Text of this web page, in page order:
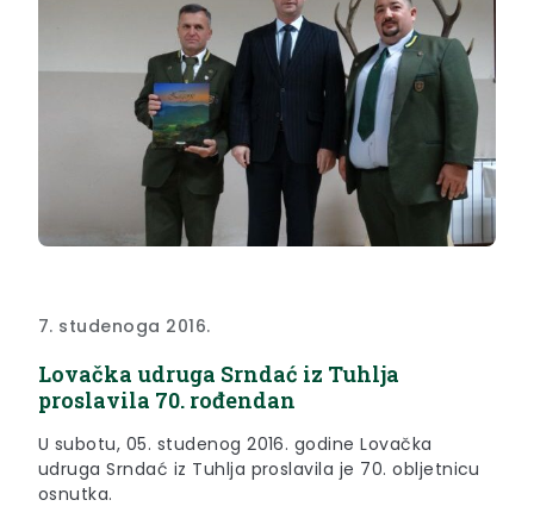
7. studenoga 2016.
Lovačka udruga Srndać iz Tuhlja
proslavila 70. rođendan
U subotu, 05. studenog 2016. godine Lovačka
udruga Srndać iz Tuhlja proslavila je 70. obljetnicu
osnutka.